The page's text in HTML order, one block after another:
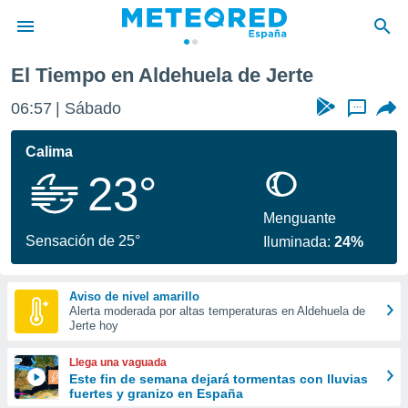
de
por
que se
calidad.
a este
las
y
forma
digital
basada
El Tiempo en Aldehuela de Jerte
06:57 Sábado ...
Calima
23°
Sensación de 25°
Menguante
Iluminada:24%
Aviso de nivel amarillo
Alerta moderada por altas temperaturas en Aldehuela de
Jerte hoy
Llega una vaguada
Este fin de semana dejará tormentas con lluvias
fuertes y granizo en España